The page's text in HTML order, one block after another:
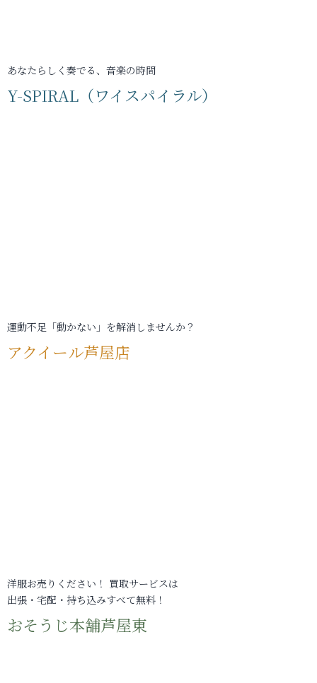
あなたらしく奏でる、音楽の時間
Y-SPIRAL（ワイスパイラル）
運動不足「動かない」を解消しませんか？
アクイール芦屋店
洋服お売りください！ 買取サービスは
出張・宅配・持ち込みすべて無料！
おそうじ本舗芦屋東